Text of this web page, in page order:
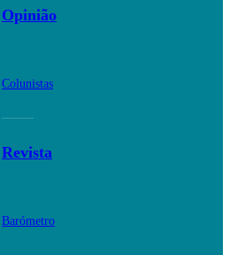
Opinião
Colunistas
Revista
Barómetro